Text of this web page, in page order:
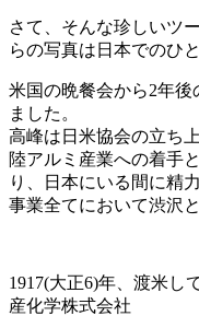
さて、そんな珍しいツ
らの写真は日本でのひ
米国の晩餐会から2年後
ました。
高峰は日米協会の立ち
陸アルミ産業への着手
り、日本にいる間に精
事業全てにおいて渋沢
1917(大正6)年、渡米し
産化学株式会社